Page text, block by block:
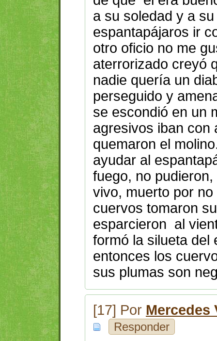
a su soledad y a
espantapájaros ir
otro oficio no me
aterrorizado creyó
nadie quería un
perseguido y
se escondió en un
agresivos iban con
quemaron el
ayudar al
fuego, no
vivo, muerto por
cuervos tomaron
esparcieron al
formó la silueta del
entonces los
sus plumas son
[17] Por Mercedes
Responder